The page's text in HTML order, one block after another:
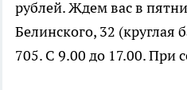
рублей. Ждем вас в
Белинского, 32 (круглая
705. С 9.00 до 17.00. При